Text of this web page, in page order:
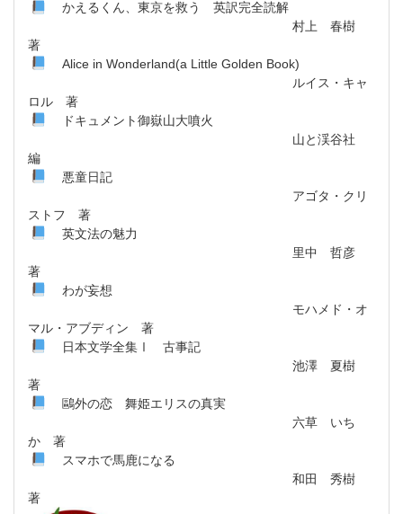
かえるくん、東京を救う 英訳完全読解
村上 春樹
著
Alice in Wonderland(a Little Golden Book)
ルイス・キャ
ロル 著
ドキュメント御嶽山大噴火
山と渓谷社
編
悪童日記
アゴタ・クリ
ストフ 著
英文法の魅力
里中 哲彦
著
わが妄想
モハメド・オ
マル・アブディン 著
日本文学全集Ⅰ 古事記
池澤 夏樹
著
鷗外の恋 舞姫エリスの真実
六草 いち
か 著
スマホで馬鹿になる
和田 秀樹
著